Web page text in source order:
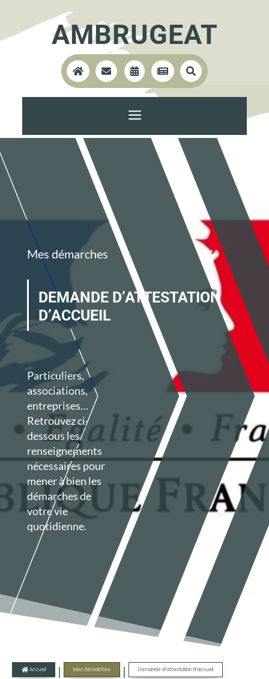
AMBRUGEAT
    
a
Mes démarches
DEMANDE D’ATTESTATION
D’ACCUEIL
Particuliers,
associations,
entreprises…
Retrouvez ci-
dessous les
renseignements
nécessaires pour
mener à bien les
démarches de
votre vie
quotidienne.
 Accueil | Mes démarches | Demande d’attestation d’accueil